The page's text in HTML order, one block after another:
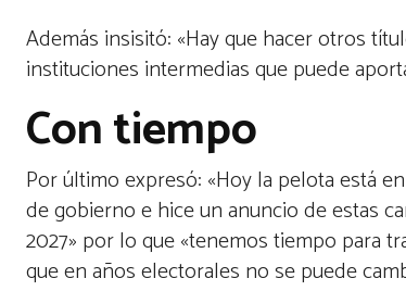
Además insisitó: «Hay que hacer otros
instituciones intermedias que puede
Con tiempo
Por último expresó: «Hoy la pelota está
de gobierno e hice un anuncio de estas
2027» por lo que «tenemos tiempo para
que en años electorales no se puede